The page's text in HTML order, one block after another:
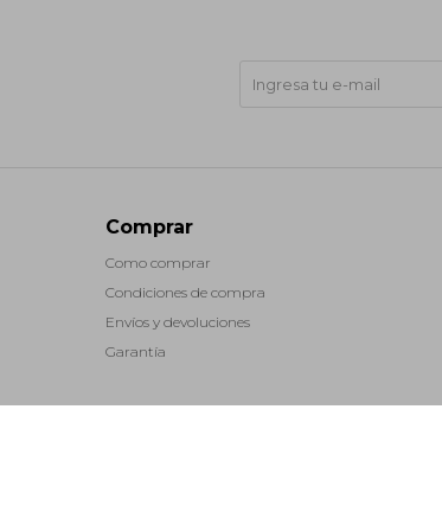
Comprar
Como comprar
Condiciones de compra
Envíos y devoluciones
Garantía